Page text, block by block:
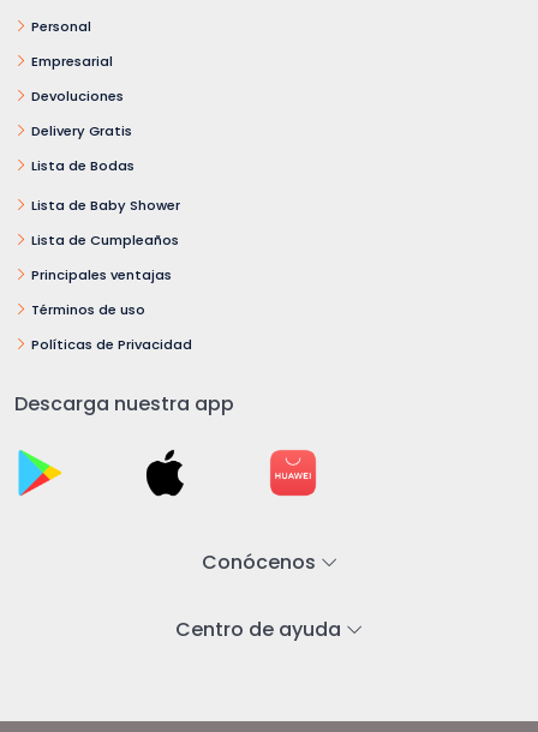
Personal
Empresarial
Devoluciones
Delivery Gratis
Lista de Bodas
Lista de Baby Shower
Lista de Cumpleaños
Principales ventajas
Términos de uso
Políticas de Privacidad
Descarga nuestra app
Conócenos
Centro de ayuda